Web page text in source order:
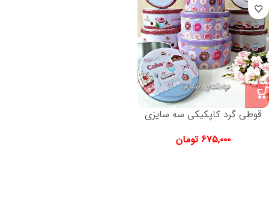
قوطی گرد کاپکیکی سه سایزی
۶۷۵,۰۰۰ تومان